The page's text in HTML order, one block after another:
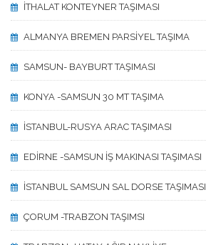
İTHALAT KONTEYNER TAŞIMASI
ALMANYA BREMEN PARSİYEL TAŞIMA
SAMSUN- BAYBURT TAŞIMASI
KONYA -SAMSUN 30 MT TAŞIMA
İSTANBUL-RUSYA ARAC TAŞIMASI
EDİRNE -SAMSUN İŞ MAKINASI TAŞIMASI
İSTANBUL SAMSUN SAL DORSE TAŞIMASI
ÇORUM -TRABZON TAŞIMSI